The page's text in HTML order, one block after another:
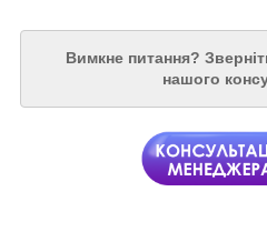
Вимкне питання?
нашого